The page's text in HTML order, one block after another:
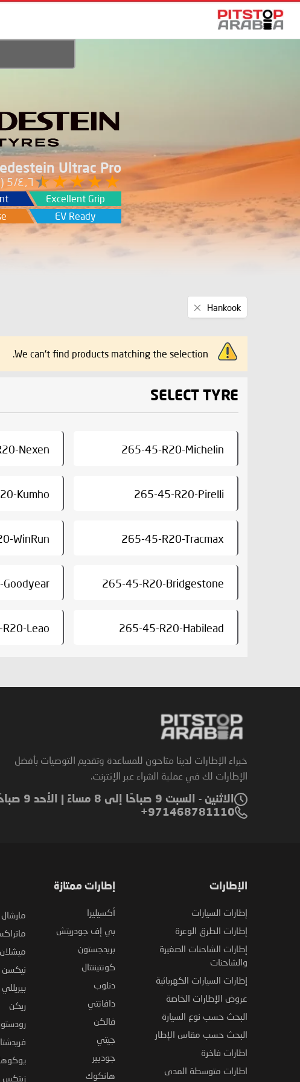
Ultrac Pro
٤٫٦/5 (42 تقييم)
Excellent Grip
EV Ready
Hankook
This
We can't find products matching the selection.
SELECT TYRE
265-45-R20-Michelin
Nexen
265-45-R20-Pirelli
Kumho
265-45-R20-Tracmax
WinRun
265-45-R20-Bridgestone
265-45-R20-Habilead
Leao
خبراء الإطارات لدينا متاحون للمساعدة وتقديم التوصيات بأفضل
الإطارات لك في عملية الشراء عبر الإنترنت.
الاثنين - السبت 9 صباحًا إلى 8 مساءً | الأحد 9 صباحًا إلى 6 مساءً
971468781110+
الإطارات
إطارات السيارات
إطارات الطرق الوعرة
إطارات الشاحنات الصغيرة
والشاحنات
إطارات السيارات الكهربائية
عروض الإطارات الخاصة
البحث حسب نوع السيارة
البحث حسب مقاس الإطار
اطارات فاخرة
اطارات متوسطة المدى
إطارات ممتازة
أكسيليرا
بي إف جودريتش
بريدجستون
كونتيننتال
دنلوب
دافانتي
فالكن
جيتي
جوديير
هانكوك
مارشال
ميشلان
نيكسن
بيريللي
ريكن
زيتكس